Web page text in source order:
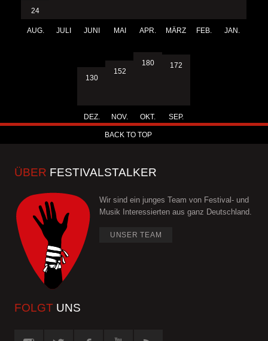
24
AUG. JULI JUNI MAI APR. MÄRZ FEB. JAN.
130
DEZ.
152
NOV.
180
OKT.
172
SEP.
BACK TO TOP
ÜBER FESTIVALSTALKER
Wir sind ein junges Team von Festival- und
Musik Interessierten aus ganz Deutschland.
UNSER TEAM
FOLGT UNS